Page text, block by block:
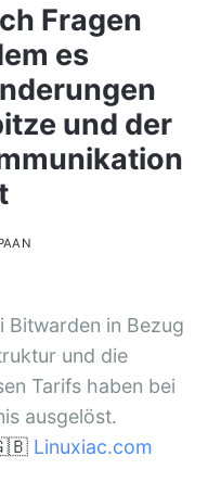
Fragen
es
und der
Bitwarden in Bezug
und die
Tarifs haben bei
ausgelöst.
Linuxiac.com